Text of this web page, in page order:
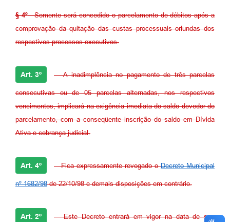
§ 4º- Somente será concedido o parcelamento de débitos após a
comprovação da quitação das custas processuais oriundas dos
respectivos processos executivos.
Art. 3º - A inadimplência no pagamento de três parcelas
consecutivas ou de 05 parcelas alternadas, nos respectivos
vencimentos, implicará na exigência imediata do saldo devedor do
parcelamento, com a conseqüente inscrição do saldo em Dívida
Ativa e cobrança judicial.
Art. 4º - Fica expressamente revogado oDecreto Municipal
nº 1682/98de 22/10/98 e demais disposições em contrário.
Art. 2º - Este Decreto entrará em vigor na data de sua